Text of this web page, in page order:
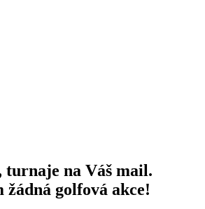
turnaje na Váš mail.
žádná golfová akce!